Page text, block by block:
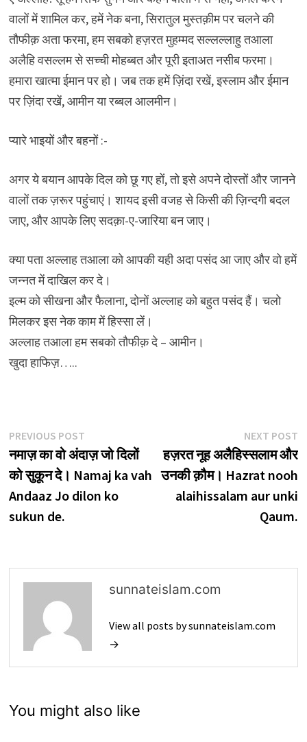
वालों में शामिल कर, हमें नेक बना, सिरातुल मुस्तक़ीम पर चलने की
तौफीक़ अता फरमा, हम सबको हज़रत मुहम्मद सल्लल्लाहु तआला
अलैहि वसल्लम से सच्ची मोहब्बत और पूरी इताअत नसीब फरमा।
हमारा खात्मा ईमान पर हो। जब तक हमें ज़िंदा रखें, इस्लाम और ईमान
पर ज़िंदा रखें, आमीन या रब्बल आलमीन।
प्यारे भाइयों और बहनों :-
अगर ये बयान आपके दिल को छू गए हों, तो इसे अपने दोस्तों और जानने
वालों तक ज़रूर पहुंचाएं। शायद इसी वजह से किसी की ज़िन्दगी बदल
जाए, और आपके लिए सदक़ा-ए-जारिया बन जाए।
क्या पता अल्लाह तआला को आपकी यही अदा पसंद आ जाए और वो हमें
जन्नत में दाखिल कर दे।
इल्म को सीखना और फैलाना, दोनों अल्लाह को बहुत पसंद हैं। चलो
मिलकर इस नेक काम में हिस्सा लें।
अल्लाह तआला हम सबको तौफीक़ दे – आमीन।
खुदा हाफिज़…..
Post
navigation
PREVIOUS POSTPrevious
post:
नमाज़ का वो अंदाज़ जो दिलों
को सुकून दे। Namaj ka vah
Andaaz Jo dilon ko
sukun de.
NEXT POST
हज़रत नूह अलैहिस्सलाम और
उनकी क़ौम। Hazrat nooh
alaihissalam aur unki
Qaum.
sunnateislam.com
View all posts by sunnateislam.com
→
You might also like